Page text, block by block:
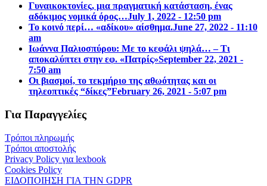
Γυναικοκτονίες, μια πραγματική κατάσταση, ένας
αδόκιμος νομικά όρος…July 1, 2022 - 12:50 pm
Το κοινό περί… «αδίκου» αίσθημα.June 27, 2022 - 11:10
am
Ιωάννα Παλιοσπύρου: Με το κεφάλι ψηλά… – Τι
αποκαλύπτει στην εφ. «Πατρίς»September 22, 2021 -
7:50 am
Οι βιασμοί, το τεκμήριο της αθωότητας και οι
τηλεοπτικές “δίκες”February 26, 2021 - 5:07 pm
Για Παραγγελίες
Τρόποι πληρωμής
Τρόποι αποστολής
Privacy Policy για lexbook
Cookies Policy
ΕΙΔΟΠΟΙΗΣΗ ΓΙΑ ΤΗΝ GDPR